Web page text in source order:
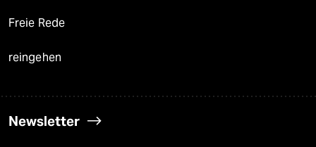
Freie Rede
reingehen
Newsletter